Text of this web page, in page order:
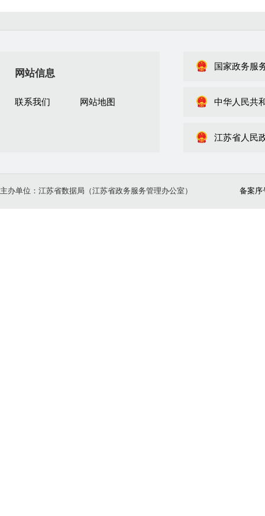
网站信息
联系我们 网站地图
国家政务服
中华人民共
江苏省人民
主办单位：江苏省数据局（江苏省政务服务管理办公室） 备案序